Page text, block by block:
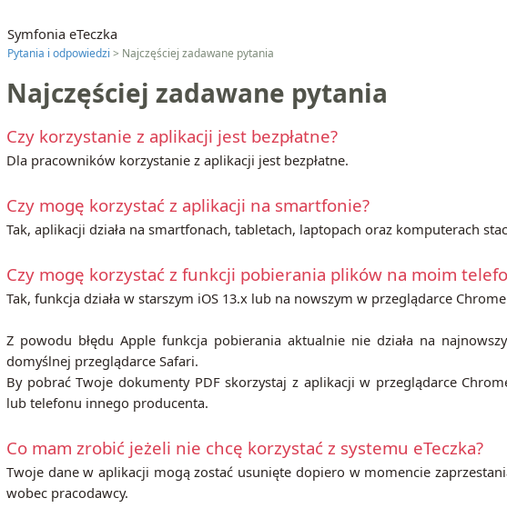
Symfonia eTeczka
Pytania i odpowiedzi > Najczęściej zadawane pytania
Najczęściej zadawane pytania
Czy korzystanie z aplikacji jest bezpłatne?
Dla pracowników korzystanie z aplikacji jest bezpłatne.
Czy mogę korzystać z aplikacji na smartfonie?
Tak, aplikacji działa na smartfonach, tabletach, laptopach oraz komputerach
Czy mogę korzystać z funkcji pobierania plików na moim
Tak, funkcja działa w starszym iOS 13.x lub na nowszym w przeglądarce
Z powodu błędu Apple funkcja pobierania aktualnie nie działa na
domyślnej przeglądarce Safari.
By pobrać Twoje dokumenty PDF skorzystaj z aplikacji w przeglądarce
lub telefonu innego producenta.
Co mam zrobić jeżeli nie chcę korzystać z systemu eTeczka?
Twoje dane w aplikacji mogą zostać usunięte dopiero w momencie
wobec pracodawcy.